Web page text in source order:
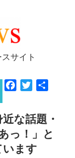
サイト
FacebookTwitter
な話題・
っ！」と
ます